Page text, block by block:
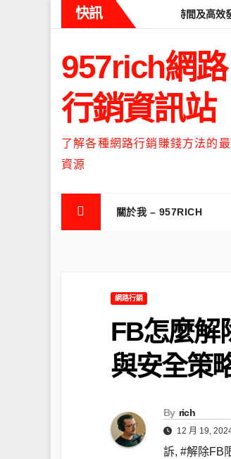
快訊
麼時候流量最高？流量高峰時間及高效發文策略
957rich網路
行銷資訊站
了解各種網路行銷賺錢方法的
資源
關於我 – 957RICH
網路行銷
FB怎麼解
與安全策
By rich
12 月 19,
訴, #解除FB